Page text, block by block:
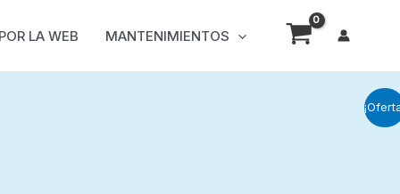
LA WEB MANTENIMIENTOS